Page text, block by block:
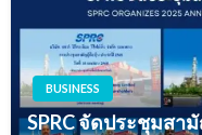
BUSINESS
SPRC จัดประชุมสา